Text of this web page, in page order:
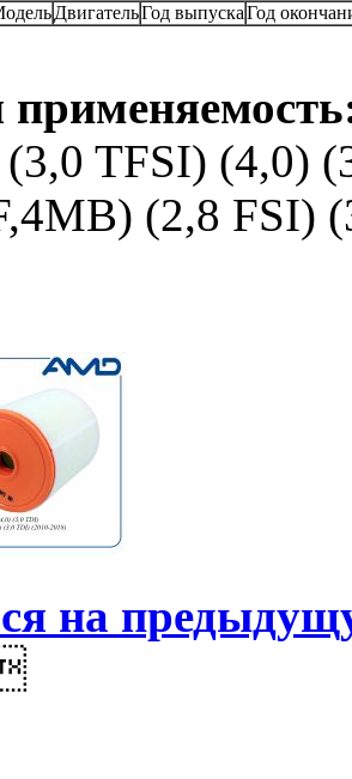
ДвигательГод выпускаГод
TFSI) (4,0)
(2,8 FSI)
на